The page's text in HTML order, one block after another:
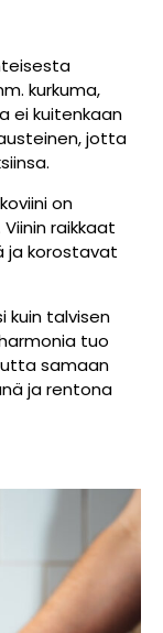
kurkuma,
ei kuitenkaan
jotta
on
raikkaat
ja korostavat
kuin talvisen
tuo
samaan
ja rentona